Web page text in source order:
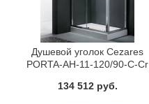
Душевой уголок Cezares
PORTA-AH-11-120/90-C-Cr
134 512 руб.